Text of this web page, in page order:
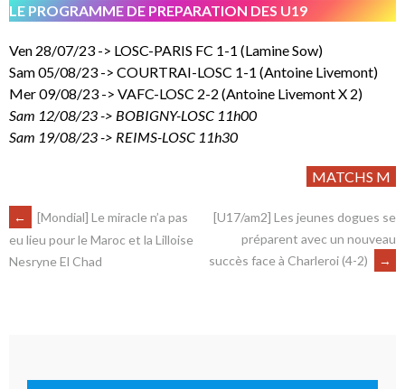
LE PROGRAMME DE PREPARATION DES U19
Ven 28/07/23 -> LOSC-PARIS FC 1-1 (Lamine Sow)
Sam 05/08/23 -> COURTRAI-LOSC 1-1 (Antoine Livemont)
Mer 09/08/23 -> VAFC-LOSC 2-2 (Antoine Livemont X 2)
Sam 12/08/23 -> BOBIGNY-LOSC 11h00
Sam 19/08/23 -> REIMS-LOSC 11h30
MATCHS M
←
[Mondial] Le miracle n’a pas
eu lieu pour le Maroc et la Lilloise
Nesryne El Chad
[U17/am2] Les jeunes dogues se
préparent avec un nouveau
succès face à Charleroi (4-2)
→